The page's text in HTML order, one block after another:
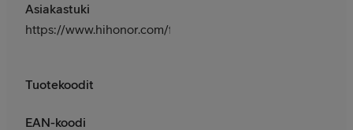
Asiakastuki
https://www.hihonor.com/fi/support/
Tuotekoodit
EAN-koodi